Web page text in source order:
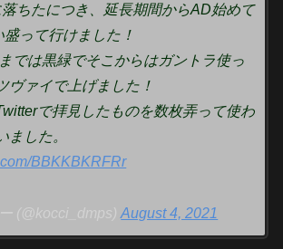
ちたにつき、延長期間からAD始めて
って行けました！
では黒緑でそこからはガントラ使っ
ヴァイで上げました！
で拝見したものを数枚弄って使わ
ました。
BBKKBKRFRr
(@kocci_dmps)August 4, 2021